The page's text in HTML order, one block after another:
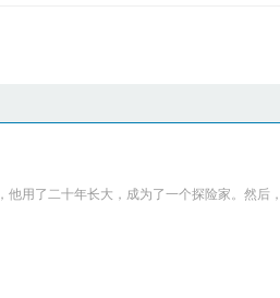
他用了二十年长大，成为了一个探险家。然后